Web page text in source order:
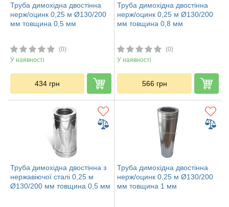
Труба димохідна двостінна
нерж/оцинк 0,25 м Ø130/200
мм товщина 0,5 мм
(0)
У наявності
434 грн
Труба димохідна двостінна
нерж/оцинк 0,25 м Ø130/200
мм товщина 0,8 мм
(0)
У наявності
566 грн
Труба димохідна двостінна з
нержавіючої сталі 0,25 м
Ø130/200 мм товщина 0,5 мм
Труба димохідна двостінна
нерж/оцинк 0,25 м Ø130/200
мм товщина 1 мм